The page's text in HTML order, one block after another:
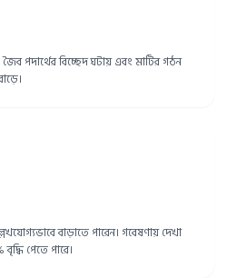
জৈব পদার্থের বিচ্ছেদ ঘটায় এবং মাটির গঠন
বাড়াতে পারেন। গবেষণায় দেখা
পেতে পারে।